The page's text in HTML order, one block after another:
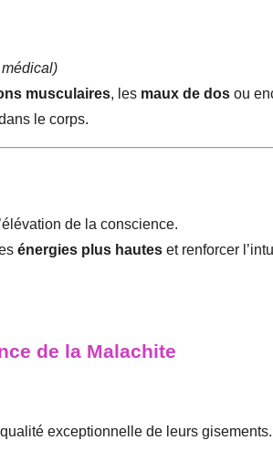
musculaires, les maux de dos ou
le corps.
de la conscience.
énergies plus hautes et renforcer
de la Malachite
exceptionnelle de leurs gisements.